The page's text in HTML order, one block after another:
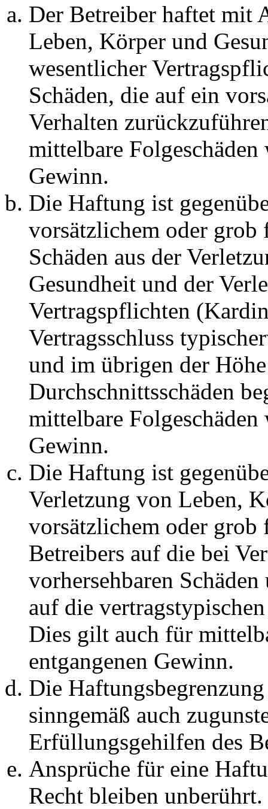
Der Betreiber haftet mit
Leben, Körper und
wesentlicher
Schäden, die auf ein
Verhalten
mittelbare Folgeschäden
Gewinn.
Die Haftung ist
vorsätzlichem oder grob
Schäden aus der
Gesundheit und der
Vertragspflichten
Vertragsschluss
und im übrigen der
Durchschnittsschäden
mittelbare Folgeschäden
Gewinn.
Die Haftung ist
Verletzung von Leben,
vorsätzlichem oder grob
Betreibers auf die bei
vorhersehbaren
auf die
Dies gilt auch für
entgangenen Gewinn.
Die
sinngemäß auch
Erfüllungsgehilfen des
Ansprüche für eine
Recht bleiben unberührt.